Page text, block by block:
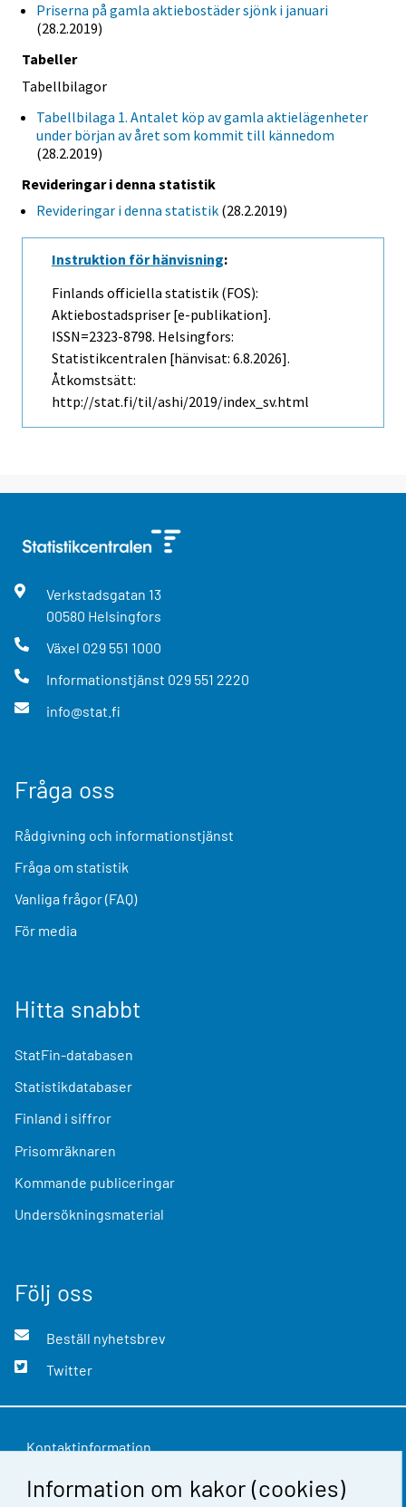
Information om kakor (cookies)
Priserna på gamla aktiebostäder sjönk i januari
(28.2.2019)
Tabeller
Tabellbilagor
Tabellbilaga 1. Antalet köp av gamla aktielägenheter
under början av året som kommit till kännedom
(28.2.2019)
Revideringar i denna statistik
Revideringar i denna statistik (28.2.2019)
Instruktion för hänvisning:
Finlands officiella statistik (FOS):
Aktiebostadspriser [e-publikation].
ISSN=2323-8798. Helsingfors:
Statistikcentralen [hänvisat: 6.8.2026].
Åtkomstsätt:
http://stat.fi/til/ashi/2019/index_sv.html
Verkstadsgatan 13
00580 Helsingfors
Växel 029 551 1000
Informationstjänst 029 551 2220
info@stat.fi
Fråga oss
Rådgivning och informationstjänst
Fråga om statistik
Vanliga frågor (FAQ)
För media
Hitta snabbt
StatFin-databasen
Statistikdatabaser
Finland i siffror
Prisomräknaren
Kommande publiceringar
Undersökningsmaterial
Följ oss
Beställ nyhetsbrev
Twitter
Kontaktinformation
Respons